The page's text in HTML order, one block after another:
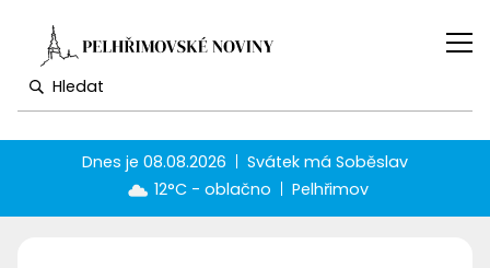
Dnes je08.08.2026 Svátek má Soběslav
12°C - oblačno
Pelhřimov